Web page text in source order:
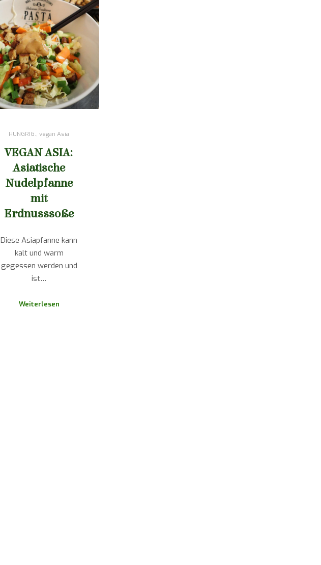
HUNGRIG.,vegan Asia
VEGAN ASIA:
Asiatische
Nudelpfanne
mit
Erdnusssoße
Diese Asiapfanne kann
kalt und warm
gegessen werden und
ist…
Weiterlesen